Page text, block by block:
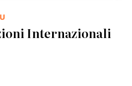
Internazionali